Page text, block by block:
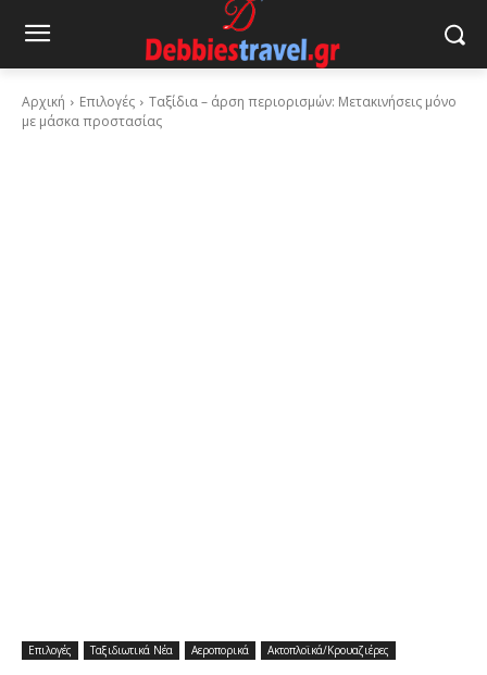
Αρχική Επιλογές
Ταξίδια – άρση περιορισμών: Μετακινήσεις μόνο
με μάσκα προστασίας
Επιλογές Ταξιδιωτικά Νέα Αεροπορικά Ακτοπλοϊκά/Κρουαζιέρες